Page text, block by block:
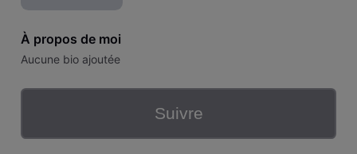
À propos de moi
Aucune bio ajoutée
Suivre